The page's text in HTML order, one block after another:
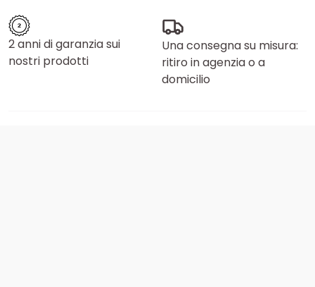
2 anni di garanzia sui
nostri prodotti
Una consegna su misura:
ritiro in agenzia o a
domicilio